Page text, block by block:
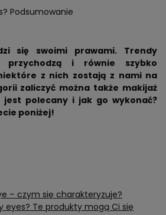
Podsumowanie
się swoimi prawami. Trendy
przychodzą i równie szybko
z nich zostają z nami na
zaliczyć można także makijaż
polecany i jak go wykonać?
poniżej!
– czym się charakteryzuje?
eyes? Te produkty mogą Ci się